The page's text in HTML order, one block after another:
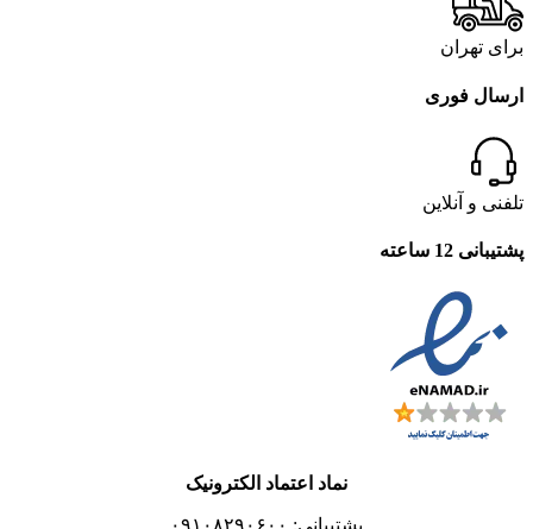
برای تهران
ارسال فوری
تلفنی و آنلاین
پشتیبانی 12 ساعته
نماد اعتماد الکترونیک